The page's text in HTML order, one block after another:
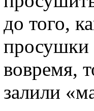
до того,
просушки
вовремя,
залили